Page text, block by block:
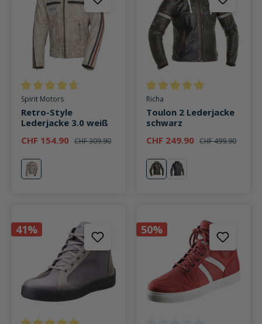
Durchschnittliche Bewertung von 4.8 von 5 Sternen
Spirit Motors
Retro-Style
Lederjacke 3.0 weiß
CHF 154.90 CHF 309.90
weiß
Durchschnittliche Bewertung
Richa
Toulon 2 Lederjacke
schwarz
CHF 249.90 CHF 499.90
schwarz
grau
41% 50%